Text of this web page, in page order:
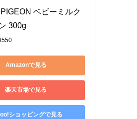
ベビーミルク
300g
Amazonで見る
楽天市場で見る
ショッピングで見る